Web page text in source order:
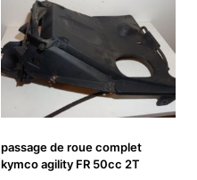
passage de roue complet
kymco agility FR 50cc 2T